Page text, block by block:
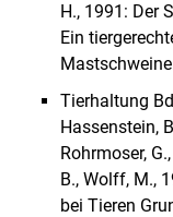
H., 1991: Der
Ein
Tierhaltung
Hassenstein,
Rohrmoser,
B., Wolff, M.,
bei Tieren